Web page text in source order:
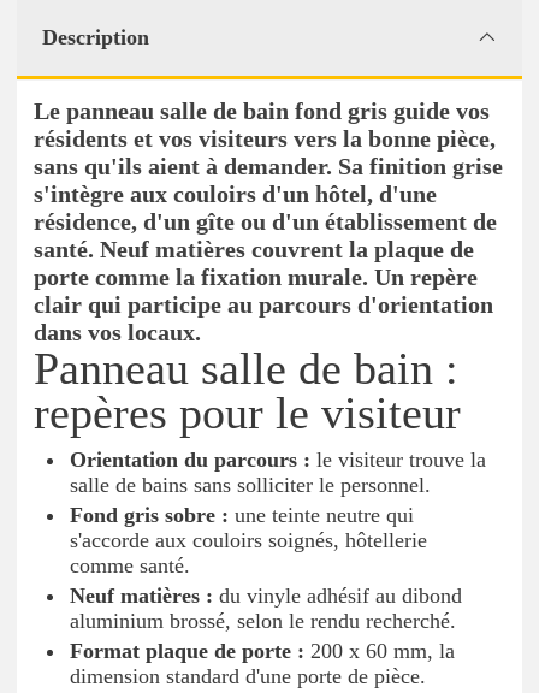
Description
Le panneau salle de bain fond gris guide vos
résidents et vos visiteurs vers la bonne pièce,
sans qu'ils aient à demander. Sa finition grise
s'intègre aux couloirs d'un hôtel, d'une
résidence, d'un gîte ou d'un établissement de
santé. Neuf matières couvrent la plaque de
porte comme la fixation murale. Un repère
clair qui participe au parcours d'orientation
dans vos locaux.
Panneau salle de bain :
repères pour le visiteur
Orientation du parcours : le visiteur trouve la
salle de bains sans solliciter le personnel.
Fond gris sobre : une teinte neutre qui
s'accorde aux couloirs soignés, hôtellerie
comme santé.
Neuf matières : du vinyle adhésif au dibond
aluminium brossé, selon le rendu recherché.
Format plaque de porte : 200 x 60 mm, la
dimension standard d'une porte de pièce.